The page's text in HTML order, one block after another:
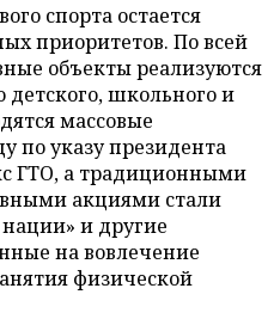
спорта остается
приоритетов. По всей
объекты реализуются
школьного и
массовые
по указу президента
ГТО, а традиционными
акциями стали
и другие
на вовлечение
физической